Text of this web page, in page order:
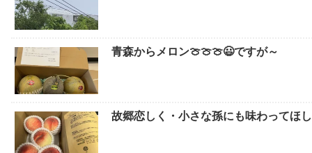
青森からメロン🍈🍈🍈😃ですが～
故郷恋しく・小さな孫にも味わってほ